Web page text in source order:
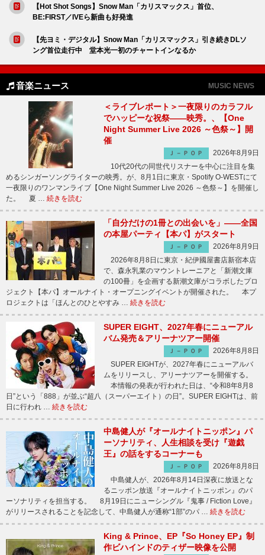
【Hot Shot Songs】Snow Man「カリスマックス」首位、
BE:FIRST／IVEら新曲も好発進
【先ヨミ・デジタル】Snow Man「カリスマックス」引き続きDLソ
ング首位走行中 堂本光一初のチャートインなるか
音楽ニュース MUSIC NEWS
＜ライブレポート＞一夜限りのカラフル
でハッピーな祝祭――映秀。、【One
Night Summer Live 2026 ～色祭～】開
催
Ｊ－ＰＯＰ
2026年8月9日
10代20代の同世代リスナーを中心に注目を集
めるシンガーソングライターの映秀。が、8月1日に東京・Spotify O-WESTにて
一夜限りのワンマンライブ【One Night Summer Live 2026 ～色祭～】を開催し
た。 夏 … 続きを読む
「自分だけの1冊との出会いを」――全国
の本屋パーティ【本パ】がスタート
Ｊ－ＰＯＰ
2026年8月9日
2026年8月8日に東京・紀伊國屋書店新宿本店
で、森永乳業のマウントレーニアと「新潮文庫
の100冊」を企画する新潮文庫がコラボしたプロ
ジェクト【本パ】オールナイト・オープニングイベントが開催された。 本プ
ロジェクトは「ほんとのひとやすみ … 続きを読む
SUPER EIGHT、2027年春にニューアル
バム発売＆アリーナツアー開催
Ｊ－ＰＯＰ
2026年8月8日
SUPER EIGHTが、2027年春にニューアルバ
ムをリリースし、アリーナツアーを開催する。
本情報の発表が行われた日は、“令和8年8月8
日”という「888」が並ぶ“超八（スーパーエイト）の日”。SUPER EIGHTは、前
日に行われ … 続きを読む
中島健人が『オールナイトニッポン』パ
ーソナリティ、人生相談を受け『遊戯
王』の話をするコーナーも
Ｊ－ＰＯＰ
2026年8月8日
中島健人が、2026年8月14日深夜に放送とな
るニッポン放送『オールナイトニッポン』のパ
ーソナリティを担当する。 8月19日にニューシングル『鬼事 / Fiction Love』
がリリースされることを記念して、中島健人が通称“1部”のパ … 続きを読む
King & Prince、EP『So Honey EP』制
作ビハインドのティザー映像を公開